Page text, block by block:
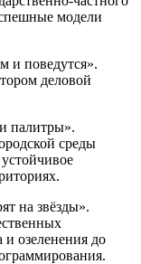
модели
и поведутся».
деловой
палитры».
среды
на звёзды».
озеленения до